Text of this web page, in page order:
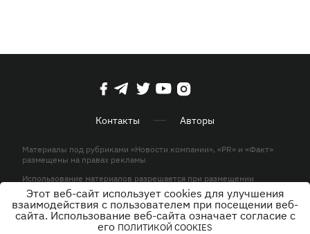
Контакты Авторы
Материалы под рубриками «Новости компании», «PR» и «Факт»
размещены на правах рекламы
Использование материалов разрешается при размещении
активной гиперссылки на KP.UA в первом абзаце.
© ООО «ЮЛАВ МЕДИА»,2026. Все права защищены.
Этот веб-сайт использует cookies для улучшения
взаимодействия с пользователем при посещении веб-
сайта. Использование веб-сайта означает согласие с
его ПОЛИТИКОЙ COOKIES